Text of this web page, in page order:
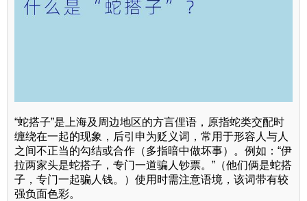
“蛇搭子”是上海及周边地区的方言俚语，原指蛇类交配时
缠绕在一起的现象，后引申为贬义词，常用于形容人与人
之间不正当的勾结或合作（多指暗中做坏事）。例如：“伊
拉两家头是蛇搭子，专门一道骗人钞票。”（他们俩是蛇搭
子，专门一起骗人钱。）使用时需注意语境，该词带有较
强负面色彩。